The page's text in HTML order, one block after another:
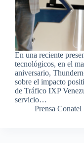
En una reciente
tecnológicos, en el
aniversario,
sobre el impacto
de Tráfico IXP
servicio…
Prensa Conatel